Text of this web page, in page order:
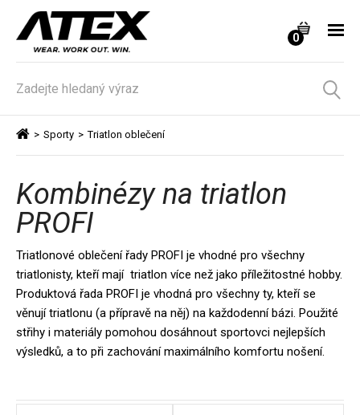
0
> Sporty > Triatlon oblečení
Kombinézy na triatlon
PROFI
Triatlonové oblečení řady PROFI je vhodné pro všechny
triatlonisty, kteří mají  triatlon více než jako příležitostné hobby.
Produktová řada PROFI je vhodná pro všechny ty, kteří se
věnují triatlonu (a přípravě na něj) na každodenní bázi. Použité
střihy i materiály pomohou dosáhnout sportovci nejlepších
výsledků, a to při zachování maximálního komfortu nošení.